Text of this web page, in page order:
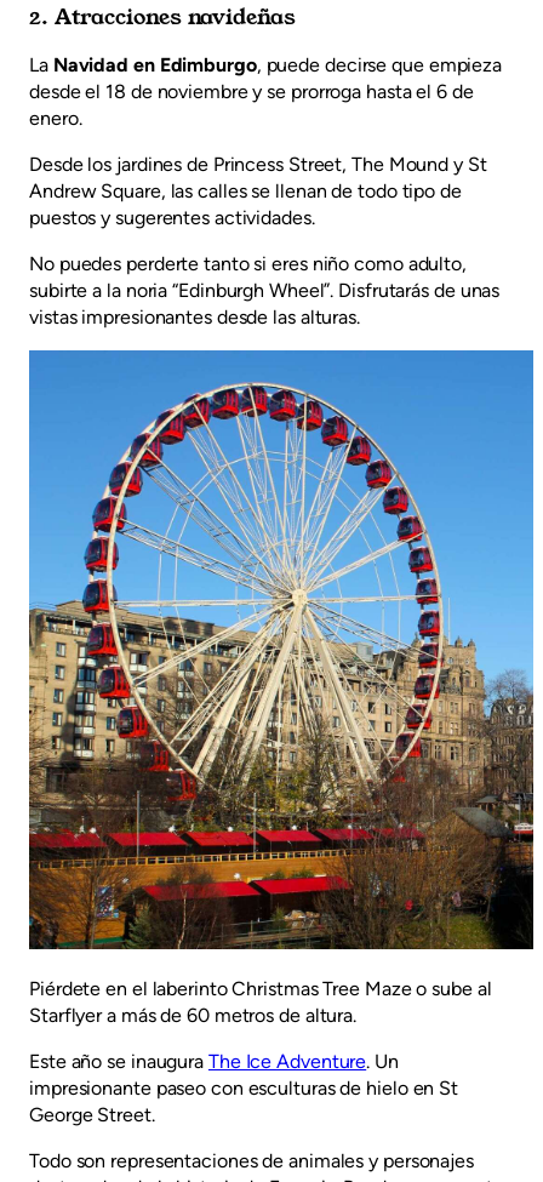
2. Atracciones navideñas
La Navidad en Edimburgo, puede decirse que empieza
desde el 18 de noviembre y se prorroga hasta el 6 de
enero.
Desde los jardines de Princess Street, The Mound y St
Andrew Square, las calles se llenan de todo tipo de
puestos y sugerentes actividades.
No puedes perderte tanto si eres niño como adulto,
subirte a la noria “Edinburgh Wheel”. Disfrutarás de unas
vistas impresionantes desde las alturas.
Piérdete en el laberinto Christmas Tree Maze o sube al
Starflyer a más de 60 metros de altura.
Este año se inaugura The Ice Adventure. Un
impresionante paseo con esculturas de hielo en St
George Street.
Todo son representaciones de animales y personajes